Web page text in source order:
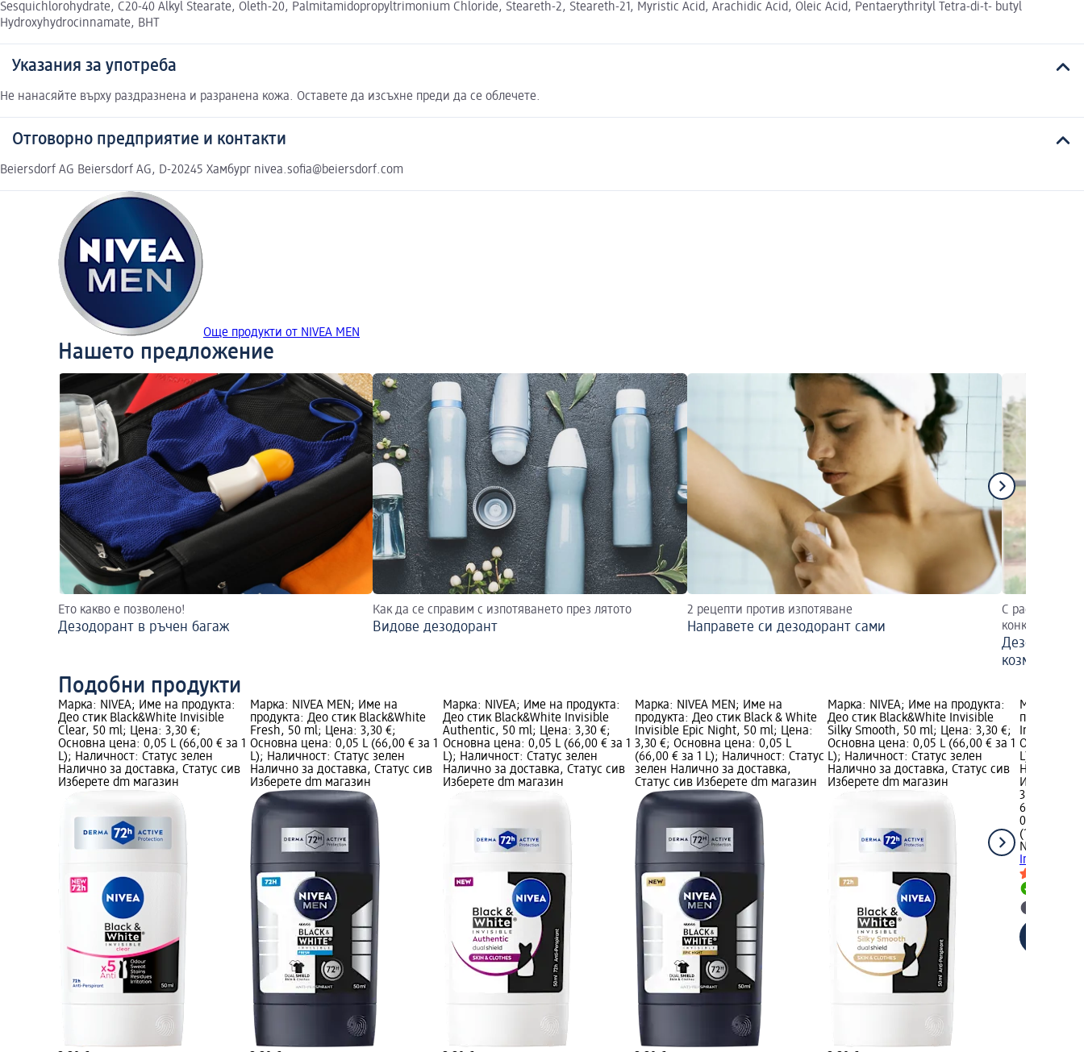
Sesquichlorohydrate, C20-40 Alkyl Stearate, Oleth-20, Palmitamidopropyltrimonium Chloride, Steareth-2, Steareth-21, Myristic Acid, Arachidic Acid, Oleic Acid, Pentaerythrityl Tetra-di-t- butyl
Hydroxyhydrocinnamate, BHT
Указания за употреба
Не нанасяйте върху раздразнена и разранена кожа. Оставете да изсъхне преди да се облечете.
Отговорно предприятие и контакти
Beiersdorf AG Beiersdorf AG, D-20245 Хамбург nivea.sofia@beiersdorf.com
Още продукти от NIVEA MEN
Нашето предложение
Ето какво е позволено!
Дезодорант в ръчен багаж
Как да се справим с изпотяването през лятото
Видове дезодорант
2 рецепти против изпотяване
Направете си дезодорант сами
С растителни
конкретния
козметика
Подобни продукти
Марка: NIVEA; Име на продукта:
Део стик Black&White Invisible
Clear, 50 ml; Цена: 3,30 €;
Основна цена: 0,05 L (66,00 € за 1
L); Наличност: Статус зелен
Налично за доставка, Статус сив
Изберете dm магазин
Марка: NIVEA MEN; Име на
продукта: Део стик Black&White
Fresh, 50 ml; Цена: 3,30 €;
Основна цена: 0,05 L (66,00 € за 1
L); Наличност: Статус зелен
Налично за доставка, Статус сив
Изберете dm магазин
Марка: NIVEA; Име на продукта:
Део стик Black&White Invisible
Authentic, 50 ml; Цена: 3,30 €;
Основна цена: 0,05 L (66,00 € за 1
L); Наличност: Статус зелен
Налично за доставка, Статус сив
Изберете dm магазин
Марка: NIVEA MEN; Име на
продукта: Део стик Black & White
Invisible Epic Night, 50 ml; Цена:
3,30 €; Основна цена: 0,05 L
(66,00 € за 1 L); Наличност: Статус
зелен Налично за доставка,
Статус сив Изберете dm магазин
Марка: NIVEA; Име на продукта:
Део стик Black&White Invisible
Silky Smooth, 50 ml; Цена: 3,30 €;
Основна цена: 0,05 L (66,00 € за 1
L); Наличност: Статус зелен
Налично за доставка, Статус сив
Изберете dm магазин
Марка:
продукта:
Invisible,
Основна
L);
Налично
Изберете
3,30 €
6,45 лв.
0,05 L
(129,08 лв.
NIVEA MEN
Invisible,